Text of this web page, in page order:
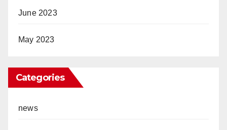
June 2023
May 2023
Categories
news